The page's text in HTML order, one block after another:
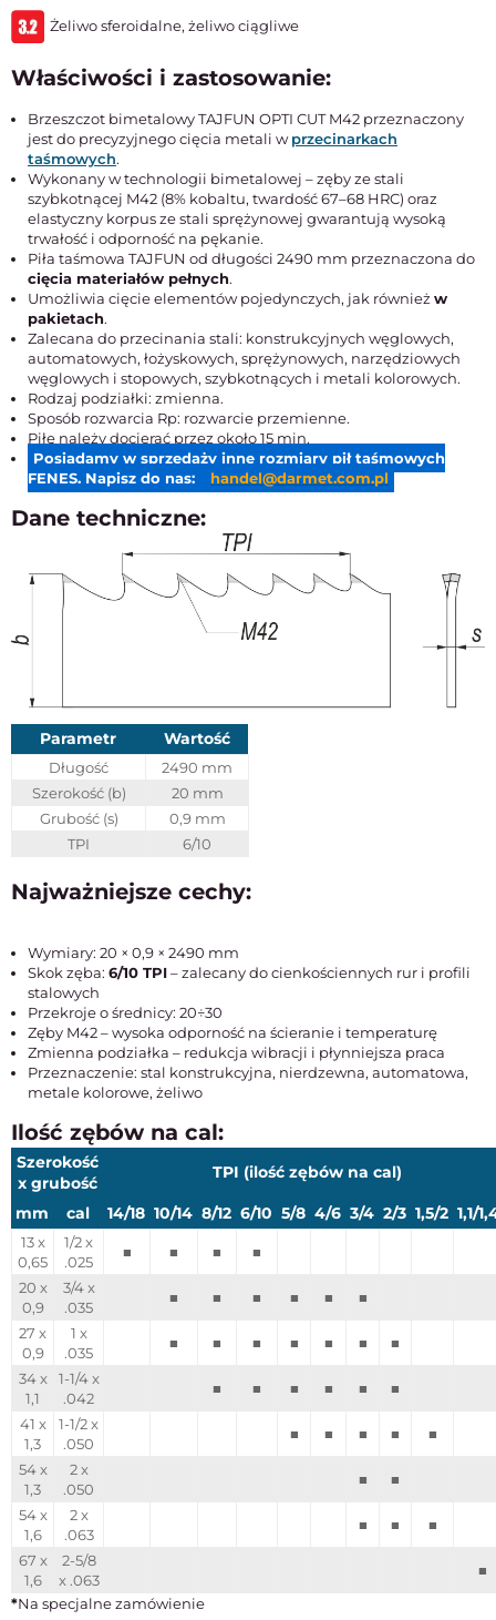
Żeliwo sferoidalne, żeliwo ciągliwe
Właściwości i zastosowanie:
Brzeszczot bimetalowy TAJFUN OPTI CUT M42 przeznaczony
jest do precyzyjnego cięcia metali wprzecinarkach
taśmowych.
Wykonany w technologii bimetalowej – zęby ze stali
szybkotnącej M42 (8% kobaltu, twardość 67–68 HRC) oraz
elastyczny korpus ze stali sprężynowej gwarantują wysoką
trwałość i odporność na pękanie.
Piła taśmowa TAJFUN od długości 2490 mm przeznaczona do
cięcia materiałów pełnych.
Umożliwia cięcie elementów pojedynczych, jak również w
pakietach.
Zalecana do przecinania stali: konstrukcyjnych węglowych,
automatowych, łożyskowych, sprężynowych, narzędziowych
węglowych i stopowych, szybkotnących i metali kolorowych.
Rodzaj podziałki: zmienna.
Sposób rozwarcia Rp: rozwarcie przemienne.
Piłę należy docierać przez około 15 min.
Posiadamy w sprzedaży inne rozmiary pił taśmowych
FENES. Napisz do nas:
handel@darmet.com.pl
Dane techniczne:
Parametr Wartość
Długość
2490 mm
Szerokość (b)
20 mm
Grubość (s)
0,9 mm
TPI
6/10
Najważniejsze cechy:
Wymiary: 20 × 0,9 × 2490 mm
Skok zęba: 6/10 TPI– zalecany do cienkościennych rur i profili
stalowych
Przekroje o średnicy: 20÷30
Zęby M42 – wysoka odporność na ścieranie i temperaturę
Zmienna podziałka – redukcja wibracji i płynniejsza praca
Przeznaczenie: stal konstrukcyjna, nierdzewna, automatowa,
metale kolorowe, żeliwo
Ilość zębów na cal:
Szerokość
x grubość
TPI (ilość zębów na cal)
mm cal 14/18 10/14 8/12 6/10 5/8 4/6 3/4 2/3 1,5/2 1,1/
13 x
0,65
1/2 x
.025
■ ■ ■
■
20 x
0,9
3/4 x
.035
■ ■ ■ ■ ■
■
27 x
0,9
1 x
.035
■ ■ ■ ■ ■ ■
■
34 x
1,1
1-1/4 x
.042
■ ■ ■ ■ ■
■
41 x
1,3
1-1/2 x
.050
■ ■ ■ ■
■
54 x
1,3
2 x
.050
■
■
54 x
1,6
2 x
.063
■ ■
■
67 x
1,6
2-5/8
x .063
■
*Na specjalne zamówienie